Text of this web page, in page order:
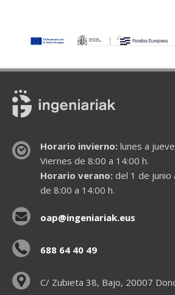
Horario invierno:lunes a
Viernes de 8:00 a 14:00 h.
Horario verano:del 1 de junio
de 8:00 a 14:00 h.
oap@ingeniariak.eus
688 64 40 49
C/ Zubieta 38, Bajo, 20007